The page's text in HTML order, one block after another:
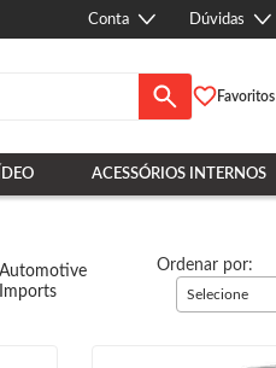
Conta Dúvidas
Favoritos
ACESSÓRIOS INTERNOS
Automotive
Imports
Ordenar por:
Selecione